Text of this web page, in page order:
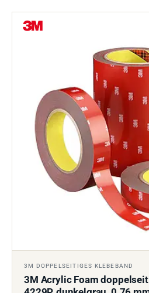
3M DOPPELSEITIGES KLEBEBAND
3M Acrylic Foam